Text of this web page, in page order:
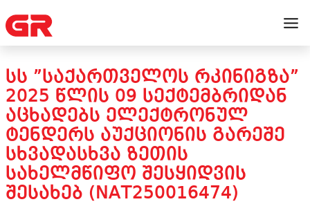
ᲡᲡ ”ᲡᲐᲥᲐᲠᲗᲕᲔᲚᲝᲡ ᲠᲙᲘᲜᲘᲒᲖᲐ”
2025 ᲬᲚᲘᲡ 09 ᲡᲔᲥᲢᲔᲛᲑᲠᲘᲓᲐᲜ
ᲐᲪᲮᲐᲓᲔᲑᲡ ᲔᲚᲔᲥᲢᲠᲝᲜᲣᲚ
ᲢᲔᲜᲓᲔᲠᲡ ᲐᲣᲥᲪᲘᲝᲜᲘᲡ ᲒᲐᲠᲔᲨᲔ
ᲡᲮᲕᲐᲓᲐᲡᲮᲕᲐ ᲖᲔᲗᲘᲡ
ᲡᲐᲮᲔᲚᲛᲬᲘᲤᲝ ᲨᲔᲡᲧᲘᲓᲕᲘᲡ
ᲨᲔᲡᲐᲮᲔᲑ (NAT250016474)